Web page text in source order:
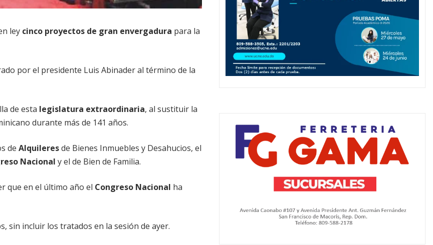
ley cinco proyectos de gran envergadura para la
por el presidente Luis Abinader al término de la
de esta legislatura extraordinaria, al sustituir la
durante más de 141 años.
de Alquileresde Bienes Inmuebles y Desahucios, el
Nacional y el de Bien de Familia.
que en el último año el Congreso Nacional ha
sin incluir los tratados en la sesión de ayer.